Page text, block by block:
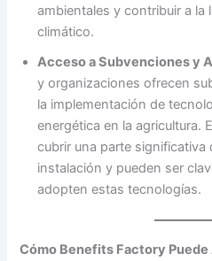
ambientales y contribuir a la
climático.
Acceso a Subvenciones y
y organizaciones ofrecen
la implementación de
energética en la agricultura.
cubrir una parte
instalación y pueden ser
adopten estas tecnologías.
Cómo Benefits Factory Puede